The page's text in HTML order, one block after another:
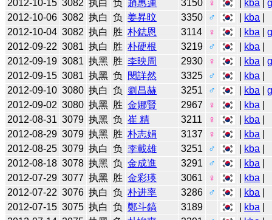
2012-10-15 3082 执白 负 趙惠連 3150 ♀ kba |
2012-10-06 3082 执白 负 姜昇旼 3350 ♂ kba
2012-10-04 3082 执白 胜 朴鋕恩 3114 ♀ kba |
2012-09-22 3081 执白 胜 朴硬根 3219 ♂ kba
2012-09-19 3081 执黑 胜 李映周 2930 ♀ kba |
2012-09-15 3081 执黑 负 閔詳然 3325 ♂ kba
2012-09-10 3080 执白 负 劉昌赫 3251 ♂ kba |
2012-09-02 3080 执黑 胜 金娜賢 2967 ♀ kba
2012-08-31 3079 执黑 负 崔 精 3211 ♀ kba
2012-08-29 3079 执黑 胜 朴志娟 3137 ♀ kba
2012-08-25 3079 执白 负 李載雄 3251 ♂ kba
2012-08-18 3078 执黑 负 金成進 3291 ♂ kba
2012-07-29 3077 执黑 胜 金彩瑛 3061 ♀ kba
2012-07-22 3076 执白 负 朴进率 3286 ♂ kba
2012-07-15 3075 执白 负 鄭斗鎬 3189 kba